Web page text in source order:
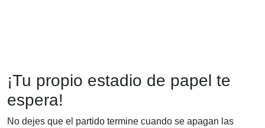
¡Tu propio estadio de papel te
espera!
No dejes que el partido termine cuando se apagan las